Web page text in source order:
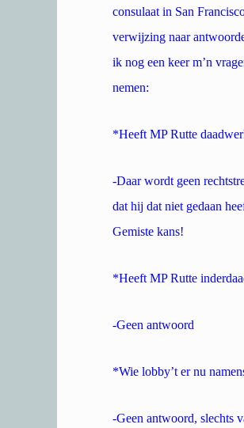
consulaat in San
verwijzing naar
ik nog een keer m’n
nemen:
*Heeft MP Rutte
-Daar wordt geen
dat hij dat niet gedaan
Gemiste kans!
*Heeft MP Rutte
-Geen antwoord
*Wie lobby’t er nu
-Geen antwoord, slechts